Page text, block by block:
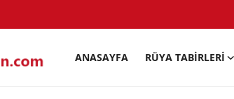
ANASAYFA RÜYA TABIRLERI